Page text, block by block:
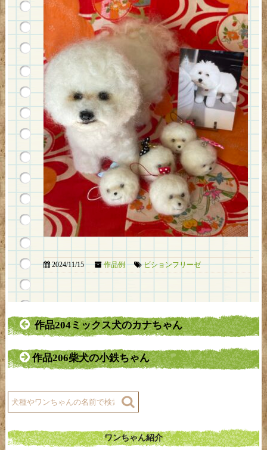
2024/11/15 作品例 ビションフリーゼ
作品204ミックス犬のカナちゃん
作品206柴犬の小鉄ちゃん
ワンちゃん紹介